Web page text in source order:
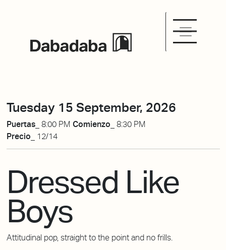
Tuesday 15 September, 2026
Puertas_ 8:00 PM Comienzo_ 8:30 PM
Precio_
12/14
Dressed Like
Boys
Attitudinal pop, straight to the point and no frills.